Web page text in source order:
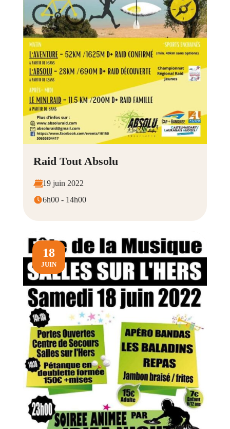
Raid Tout Absolu
19 juin 2022
6h00 - 14h00
18
JUIN